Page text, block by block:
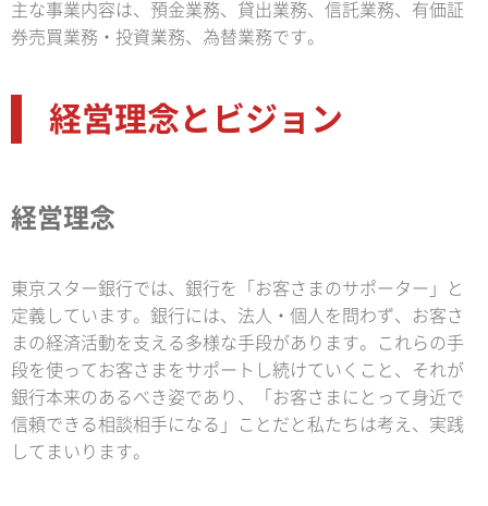
主な事業内容は、預金業務、貸出業務、信託業務、有価証
券売買業務・投資業務、為替業務です。
経営理念とビジョン
経営理念
東京スター銀行では、銀行を「お客さまのサポーター」と
定義しています。銀行には、法人・個人を問わず、お客さ
まの経済活動を支える多様な手段があります。これらの手
段を使ってお客さまをサポートし続けていくこと、それが
銀行本来のあるべき姿であり、「お客さまにとって身近で
信頼できる相談相手になる」ことだと私たちは考え、実践
してまいります。